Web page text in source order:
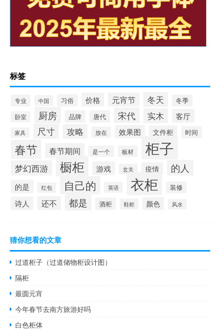
标签
专业 中国 习俗 价格 元宵节 冬天 冬季
卧室 厨房 品牌 唐代 宋代 实木 客厅
家具 尺寸 攻略 放在 效果图 文件柜 时间
春节 春节期间 是一个 板材 柜子
梦幻西游 橱柜 游戏 玄关 疫情 的人
的是 红包 自己的 英语 衣柜 装修
诗人 还不 都是 酒柜 鞋柜 颜色 风水
猜你想看的文章
过道柜子（过道储物柜设计图）
隔柜
最圆元宵
今年春节去南方旅游好吗
白色柜体